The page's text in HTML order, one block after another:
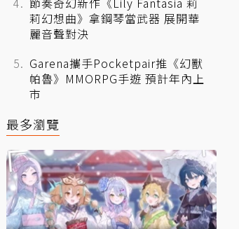
莉幻想曲》拿鋼琴當武器 展開華
麗音聲對決
Garena攜手Pocketpair推《幻獸
帕魯》MMORPG手遊 預計年內上
市
最多瀏覽